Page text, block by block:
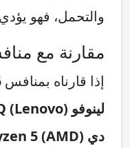
والتحمل، فهو
مقارنة مع منافس
إذا قارناه بمنافس 2026 من الفئة نفسها مثل
لينوفو (Lenovo) LOQ
دي (AMD) Ryzen 5